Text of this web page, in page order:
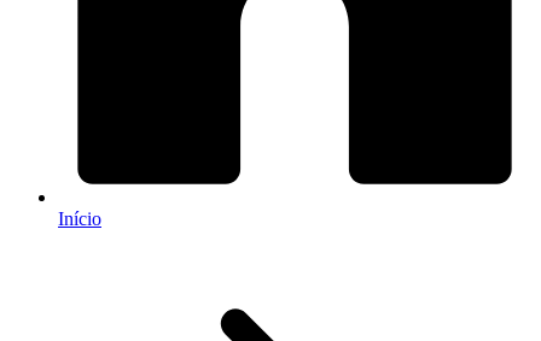
Início